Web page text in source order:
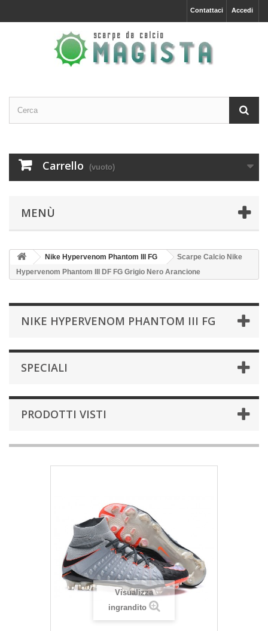
Accedi
Contattaci
Carrello (vuoto)
MENÙ
Nike Hypervenom Phantom III FG
Scarpe Calcio Nike
Hypervenom Phantom III DF FG Grigio Nero Arancione
NIKE HYPERVENOM PHANTOM III FG
SPECIALI
PRODOTTI VISTI
Visualizza
ingrandito